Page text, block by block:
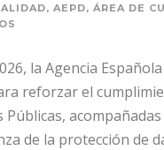
, AEPD, ÁREA DE
la Agencia
reforzar el
Públicas,
de la protección de